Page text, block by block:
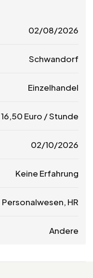
02/08/2026
Schwandorf
Einzelhandel
16,50 Euro / Stunde
02/10/2026
Keine Erfahrung
Personalwesen, HR
Andere